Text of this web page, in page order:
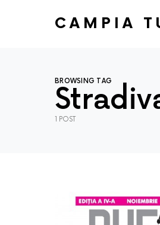
CAMPIA
BROWSING TAG
1 POST